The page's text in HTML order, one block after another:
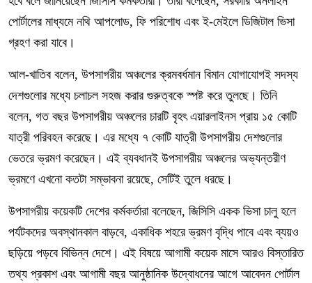
পোর্টালের মাধ্যমে নথি আপলোড, ফি পরিশোধ এবং ই-মেইলে ডিজিটাল ভিসা
গ্রহণ করা যাবে।
আল-খাতিব বলেন, উপসাগরীয় অঞ্চলের ক্রমবর্ধমান বিমান যোগাযোগই সদস্য
দেশগুলোর মধ্যে চলাচল সহজ করার গুরুত্বকে স্পষ্ট করে তুলছে। তিনি
বলেন, গত বছর উপসাগরীয় অঞ্চলের চারটি বৃহৎ এয়ারলাইনস প্রায় ১৫ কোটি
যাত্রী পরিবহন করেছে। এর মধ্যে ৭ কোটি যাত্রী উপসাগরীয় দেশগুলোর
ভেতরে ভ্রমণ করেছেন। এই ব্যবধানই উপসাগরীয় অঞ্চলের অভ্যন্তরীণ
ভ্রমণে এখনো কতটা সম্ভাবনা রয়েছে, সেটিই তুলে ধরছে।
উপসাগরীয় কয়েকটি দেশের কর্মকর্তারা বলেছেন, জিসিসি একক ভিসা চালু হলে
পর্যটকদের অবস্থানকাল বাড়বে, একাধিক শহরে ভ্রমণ বৃদ্ধি পাবে এবং ব্যয়ও
ছড়িয়ে পড়বে বিভিন্ন দেশে। এই বিষয়ে আগামী কয়েক মাসে আরও বিস্তারিত
তথ্য প্রকাশ এবং আগামী বছর আনুষ্ঠানিক উদ্বোধনের আগে আবেদন পোর্টাল